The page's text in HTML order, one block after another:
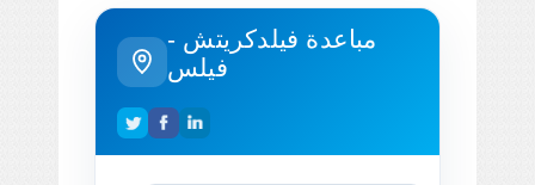
مباعدة فيلدكريتش -
فيلس